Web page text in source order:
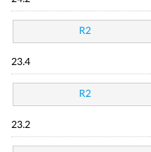
R2
23.4
R2
23.2